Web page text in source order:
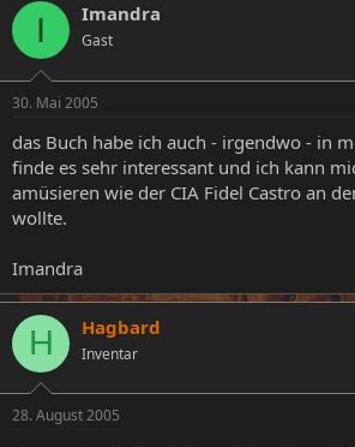
I Imandra
Gast
30. Mai 2005
das Buch habe ich auch - irgendwo - in
finde es sehr interessant und ich kann
amüsieren wie der CIA Fidel Castro an
wollte.
Imandra
H Hagbard
Inventar
28. August 2005